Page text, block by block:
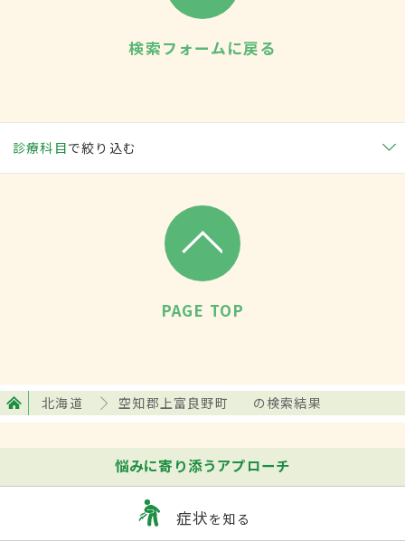
検索フォームに戻る
診療科目で絞り込む
PAGE TOP
北海道 空知郡上富良野町 の検索結果
悩みに寄り添うアプローチ
症状を知る